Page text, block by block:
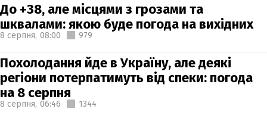
До +38, але місцями з грозами та
шквалами: якою буде погода на вихідних
8 серпня, 08:00 979
Похолодання йде в Україну, але деякі
регіони потерпатимуть від спеки: погода
на 8 серпня
8 серпня, 06:46 1344